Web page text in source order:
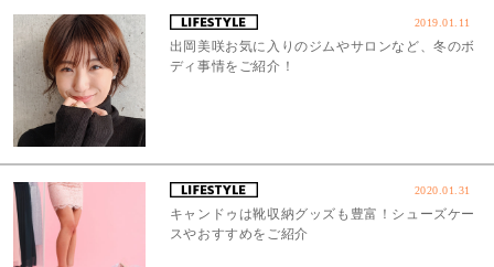
2019.01.11
出岡美咲お気に入りのジムやサロンなど、冬のボ
ディ事情をご紹介！
2020.01.31
キャンドゥは靴収納グッズも豊富！シューズケー
スやおすすめをご紹介